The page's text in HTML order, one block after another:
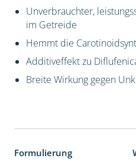
Unverbrauchter,
im Getreide
Hemmt die
Additiveffekt zu
Breite Wirkung gegen
Formulierung